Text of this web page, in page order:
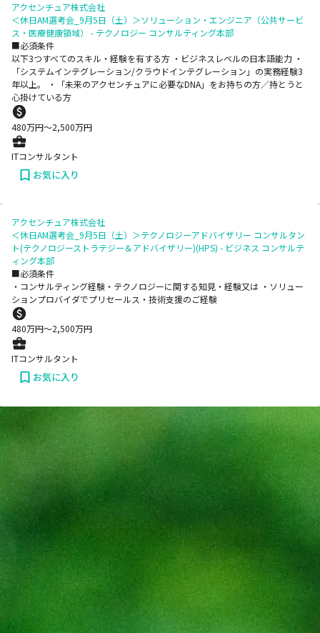
アクセンチュア株式会社
＜休日AM選考会_9月5日（土）＞ソリューション・エンジニア（公共サービ
ス・医療健康領域） - テクノロジー コンサルティング本部
■必須条件
以下3つすべてのスキル・経験を有する方 ・ビジネスレベルの日本語能力 ・
「システムインテグレーション/クラウドインテグレーション」の実務経験3
年以上。 ・「未来のアクセンチュアに必要なDNA」をお持ちの方／持とうと
心掛けている方
480万円〜2,500万円
ITコンサルタント
お気に入り
アクセンチュア株式会社
＜休日AM選考会_9月5日（土）＞テクノロジーアドバイザリー コンサルタン
ト(テクノロジーストラテジー＆アドバイザリー)(HPS) - ビジネス コンサルテ
ィング本部
■必須条件
・コンサルティング経験・テクノロジーに関する知見・経験又は ・ソリュー
ションプロバイダでプリセールス・技術支援のご経験
480万円〜2,500万円
ITコンサルタント
お気に入り